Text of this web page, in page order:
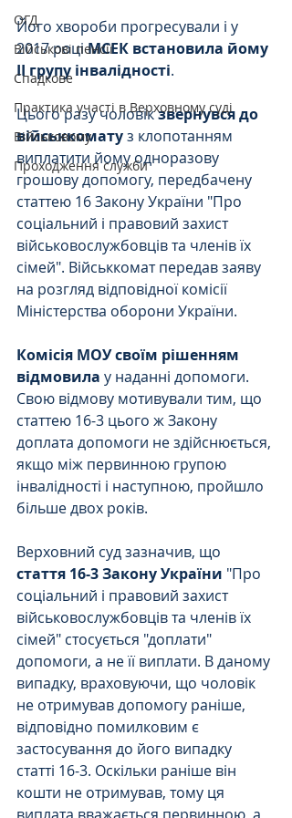
ОГД
Військові пенсії
Спадкове
Практика участі в Верховному суді
Військовому
Проходження служби
Його хвороби прогресували і у
2017 році МСЕК встановила йому
ІІ групу інвалідності.
Цього разу чоловік звернувся до
військкомату з клопотанням
виплатити йому одноразову
грошову допомогу, передбачену
статтею 16 Закону України "Про
соціальний і правовий захист
військовослужбовців та членів їх
сімей". Військкомат передав заяву
на розгляд відповідної комісії
Міністерства оборони України.
Комісія МОУ своїм рішенням
відмовила у наданні допомоги.
Свою відмову мотивували тим, що
статтею 16-3 цього ж Закону
доплата допомоги не здійснюється,
якщо між первинною групою
інвалідності і наступною, пройшло
більше двох років.
Верховний суд зазначив, що
стаття 16-3 Закону України "Про
соціальний і правовий захист
військовослужбовців та членів їх
сімей" стосується "доплати"
допомоги, а не її виплати. В даному
випадку, враховуючи, що чоловік
не отримував допомогу раніше,
відповідно помилковим є
застосування до його випадку
статті 16-3. Оскільки раніше він
кошти не отримував, тому ця